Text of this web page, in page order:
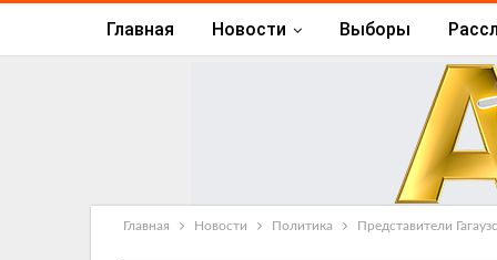
Главная Новости Выборы
Главная Новости Политика Представители